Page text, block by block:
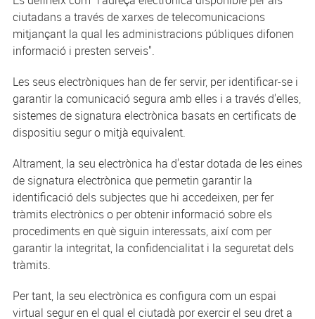
ciutadans a través de xarxes de telecomunicacions
mitjançant la qual les administracions públiques difonen
informació i presten serveis".
Les seus electròniques han de fer servir, per identificar-se i
garantir la comunicació segura amb elles i a través d'elles,
sistemes de signatura electrònica basats en certificats de
dispositiu segur o mitjà equivalent.
Altrament, la seu electrònica ha d'estar dotada de les eines
de signatura electrònica que permetin garantir la
identificació dels subjectes que hi accedeixen, per fer
tràmits electrònics o per obtenir informació sobre els
procediments en què siguin interessats, així com per
garantir la integritat, la confidencialitat i la seguretat dels
tràmits.
Per tant, la seu electrònica es configura com un espai
virtual segur en el qual el ciutadà por exercir el seu dret a